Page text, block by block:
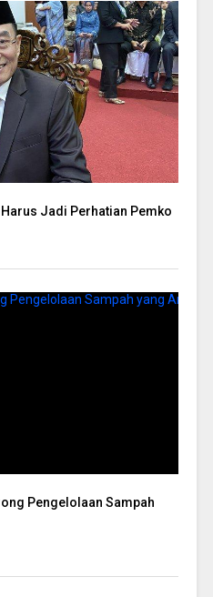
Jadi Perhatian Pemko
Pengelolaan Sampah